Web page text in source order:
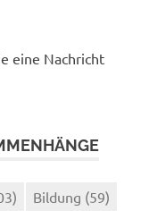
eine Nachricht
Bildung (59)